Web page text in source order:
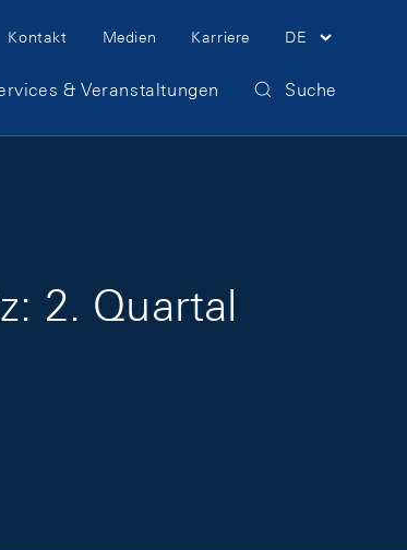
Meta Navigation
Kontakt Medien Karriere DE
& Veranstaltungen Suche
2. Quartal